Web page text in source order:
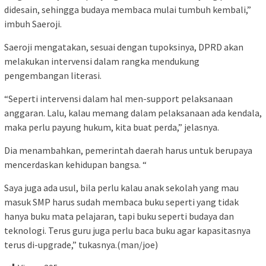
didesain, sehingga budaya membaca mulai tumbuh kembali,”
imbuh Saeroji.
Saeroji mengatakan, sesuai dengan tupoksinya, DPRD akan
melakukan intervensi dalam rangka mendukung
pengembangan literasi.
“Seperti intervensi dalam hal men-support pelaksanaan
anggaran. Lalu, kalau memang dalam pelaksanaan ada kendala,
maka perlu payung hukum, kita buat perda,” jelasnya.
Dia menambahkan, pemerintah daerah harus untuk berupaya
mencerdaskan kehidupan bangsa. “
Saya juga ada usul, bila perlu kalau anak sekolah yang mau
masuk SMP harus sudah membaca buku seperti yang tidak
hanya buku mata pelajaran, tapi buku seperti budaya dan
teknologi. Terus guru juga perlu baca buku agar kapasitasnya
terus di-upgrade,” tukasnya.(man/joe)